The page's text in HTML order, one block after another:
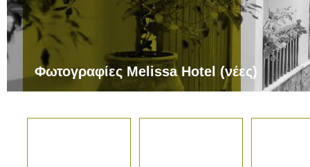
Φωτογραφίες Melissa Hotel (νέες)